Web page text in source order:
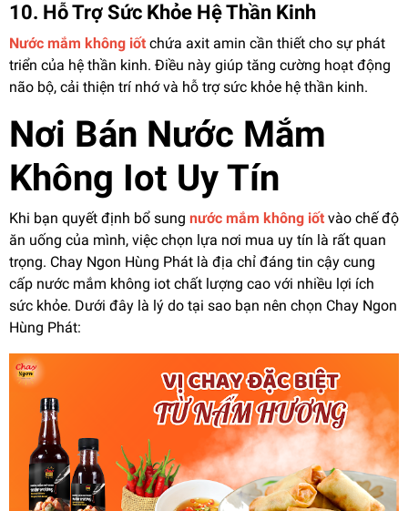
10. Hỗ Trợ Sức Khỏe Hệ Thần Kinh
Nước mắm không iốt chứa axit amin cần thiết cho sự phát
triển của hệ thần kinh. Điều này giúp tăng cường hoạt động
não bộ, cải thiện trí nhớ và hỗ trợ sức khỏe hệ thần kinh.
Nơi Bán Nước Mắm
Không Iot Uy Tín
Khi bạn quyết định bổ sung nước mắm không iốt vào chế độ
ăn uống của mình, việc chọn lựa nơi mua uy tín là rất quan
trọng. Chay Ngon Hùng Phát là địa chỉ đáng tin cậy cung
cấp nước mắm không iot chất lượng cao với nhiều lợi ích
sức khỏe. Dưới đây là lý do tại sao bạn nên chọn Chay Ngon
Hùng Phát: